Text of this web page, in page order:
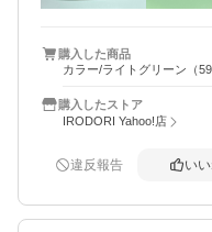
購入した商品
カラー/ライトグリーン（
購入したストア
IRODORI Yahoo!店
違反報告 い